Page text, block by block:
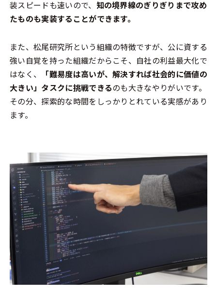
装スピードも速いので、 知の境界線のぎりぎりまで攻め
たものも実装することができます。
また、松尾研究所という組織の特徴ですが、公に資する
強い自覚を持った組織だからこそ、自社の利益最大化で
はなく、
「難易度は高いが、解決すれば社会的に価値の
大きい」タスクに挑戦できるのも大きなやりがいです。
その分、探索的な時間をしっかりとれている実感があり
ます。